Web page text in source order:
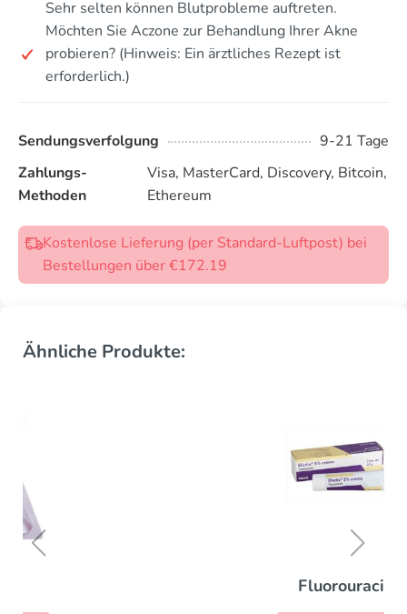
Sehr selten können Blutprobleme auftreten.
Möchten Sie Aczone zur Behandlung Ihrer Akne
probieren? (Hinweis: Ein ärztliches Rezept ist
erforderlich.)
Sendungsverfolgung
9-21 Tage
Zahlungs-
Methoden
Visa, MasterCard, Discovery, Bitcoin,
Ethereum
Kostenlose Lieferung (per Standard-Luftpost) bei
Bestellungen über €172.19
Ähnliche Produkte: